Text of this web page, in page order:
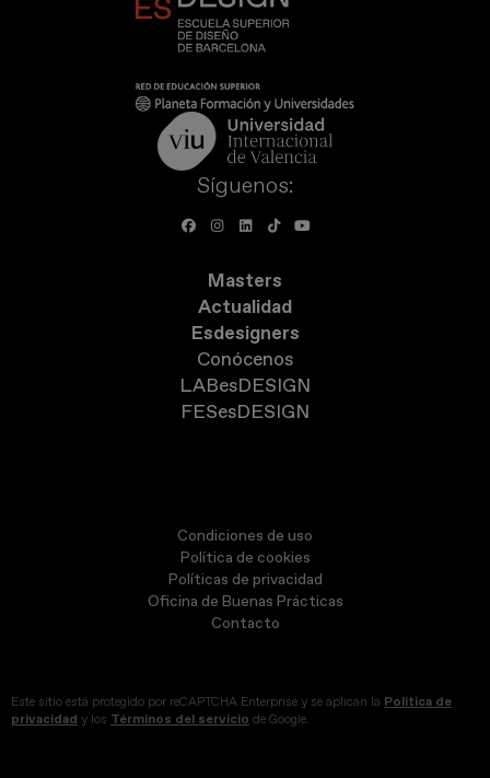
Síguenos:
Masters
Actualidad
Esdesigners
Conócenos
LABesDESIGN
FESesDESIGN
Condiciones de uso
Política de cookies
Políticas de privacidad
Oficina de Buenas Prácticas
Contacto
Este sitio está protegido por reCAPTCHA Enterprise y se aplican la Política de
privacidad y los Términos del servicio de Google.